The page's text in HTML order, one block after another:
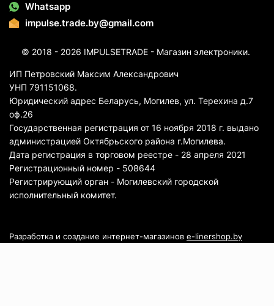
Whatsapp
impulse.trade.by@gmail.com
© 2018 - 2026 IMPULSETRADE - Магазин электроники.
ИП Петровский Максим Александрович
УНП 791151068.
Юридический адрес Беларусь, Могилев, ул. Терехина д.7
оф.26
Государственная регистрация от 16 ноября 2018 г. выдано
администрацией Октябрьского района г.Могилева.
Дата регистрация в торговом реестре - 28 апреля 2021
Регистрационный номер - 508644
Регистрирующий орган - Могилевский городской
исполнительный комитет.
Разработка и создание интернет-магазинов e-linershop.by